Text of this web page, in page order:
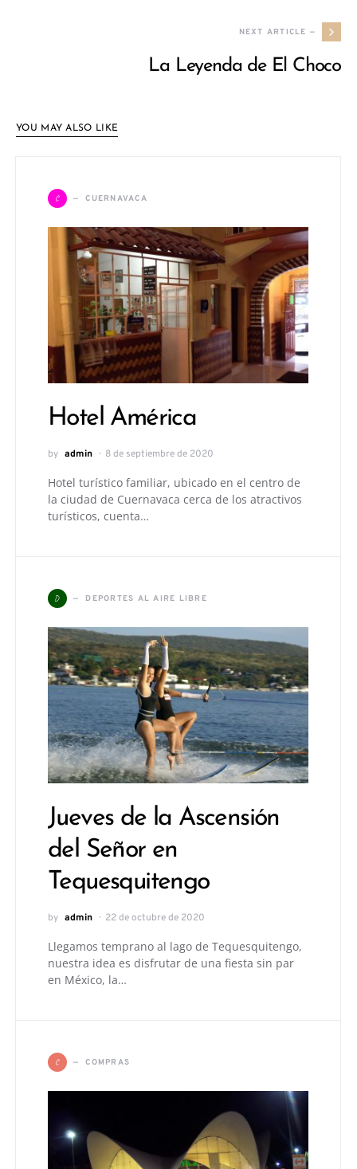
NEXT ARTICLE —
La Leyenda de El Choco
YOU MAY ALSO LIKE
C CUERNAVACA
Hotel América
by admin 8 de septiembre de 2020
Hotel turístico familiar, ubicado en el centro de
la ciudad de Cuernavaca cerca de los atractivos
turísticos, cuenta…
D DEPORTES AL AIRE LIBRE
Jueves de la Ascensión
del Señor en
Tequesquitengo
by admin 22 de octubre de 2020
Llegamos temprano al lago de Tequesquitengo,
nuestra idea es disfrutar de una fiesta sin par
en México, la…
C COMPRAS